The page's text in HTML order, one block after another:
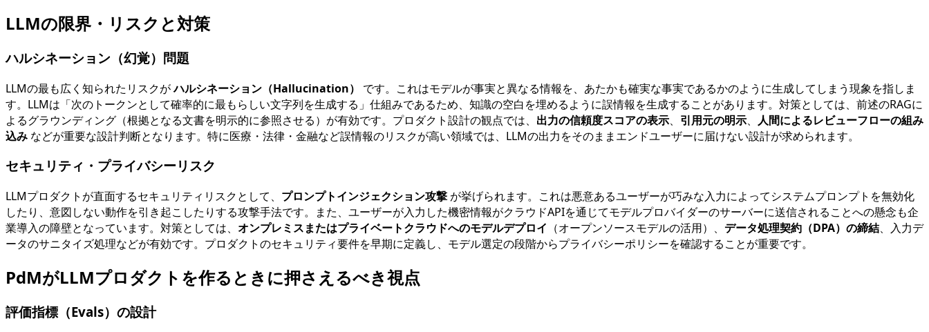
LLMの限界・リスクと対策
ハルシネーション（幻覚）問題
LLMの最も広く知られたリスクがハルシネーション（Hallucination）
です。これはモデルが事実と異なる情報を、あたかも確実な事実であるかのように生成してしまう現象を指しま
す。LLMは「次のトークンとして確率的に最もらしい文字列を生成する」仕組みであるため、知識の空白を埋めるように誤情報を生成することがあります。対策としては、前述のRAGに
よるグラウンディング（根拠となる文書を明示的に参照させる）が有効です。プロダクト設計の観点では、 出力の信頼度スコアの表示、 引用元の明示、 人間によるレビューフローの組み
込み などが重要な設計判断となります。特に医療・法律・金融など誤情報のリスクが高い領域では、LLMの出力をそのままエンドユーザーに届けない設計が求められます。
セキュリティ・プライバシーリスク
LLMプロダクトが直面するセキュリティリスクとして、 プロンプトインジェクション攻撃 が挙げられます。これは悪意あるユーザーが巧みな入力によってシステムプロンプトを無効化
したり、意図しない動作を引き起こしたりする攻撃手法です。また、ユーザーが入力した機密情報がクラウドAPIを通じてモデルプロバイダーのサーバーに送信されることへの懸念も企
業導入の障壁となっています。対策としては、 オンプレミスまたはプライベートクラウドへのモデルデプロイ （オープンソースモデルの活用）、 データ処理契約（DPA）の締結、入力デ
ータのサニタイズ処理などが有効です。プロダクトのセキュリティ要件を早期に定義し、モデル選定の段階からプライバシーポリシーを確認することが重要です。
PdMがLLMプロダクトを作るときに押さえるべき視点
評価指標（Evals）の設計